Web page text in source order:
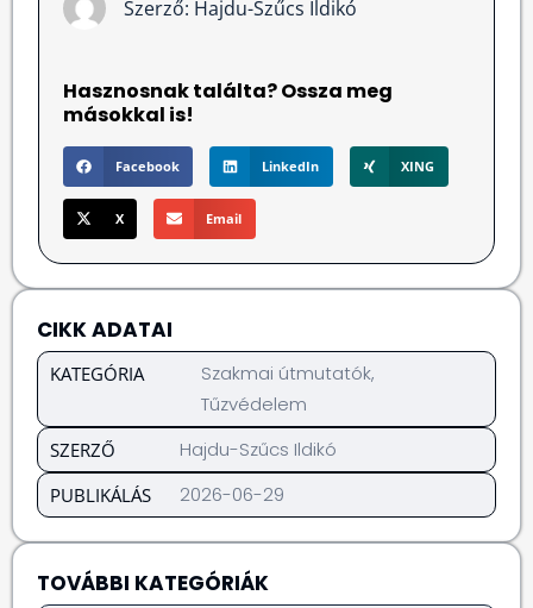
Szerző: Hajdu-Szűcs Ildikó
Hasznosnak találta? Ossza meg
másokkal is!
Facebook LinkedIn XING
X Email
CIKK ADATAI
KATEGÓRIA Szakmai útmutatók,
Tűzvédelem
SZERZŐ Hajdu-Szűcs Ildikó
PUBLIKÁLÁS 2026-06-29
TOVÁBBI KATEGÓRIÁK